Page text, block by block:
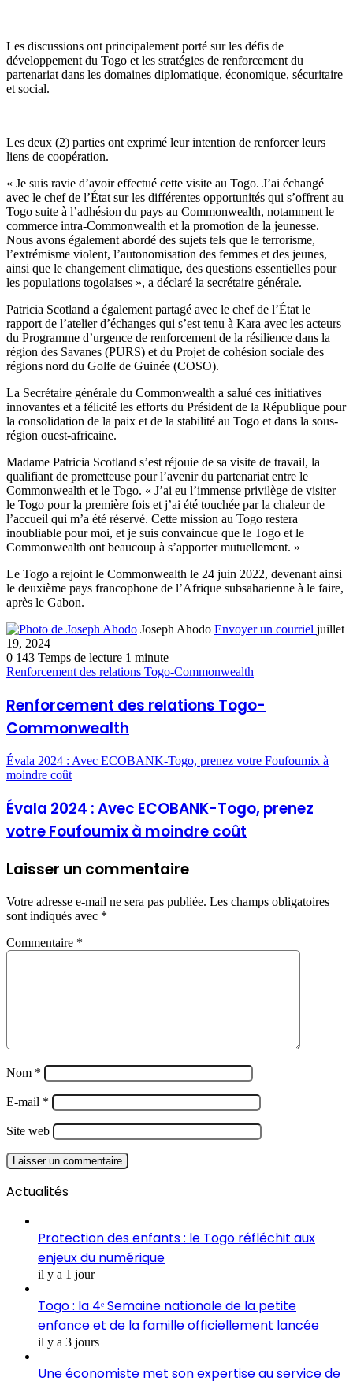
Les discussions ont principalement porté sur les défis de
développement du Togo et les stratégies de renforcement du
partenariat dans les domaines diplomatique, économique, sécuritaire
et social.
Les deux (2) parties ont exprimé leur intention de renforcer leurs
liens de coopération.
« Je suis ravie d’avoir effectué cette visite au Togo. J’ai échangé
avec le chef de l’État sur les différentes opportunités qui s’offrent au
Togo suite à l’adhésion du pays au Commonwealth, notamment le
commerce intra-Commonwealth et la promotion de la jeunesse.
Nous avons également abordé des sujets tels que le terrorisme,
l’extrémisme violent, l’autonomisation des femmes et des jeunes,
ainsi que le changement climatique, des questions essentielles pour
les populations togolaises », a déclaré la secrétaire générale.
Patricia Scotland a également partagé avec le chef de l’État le
rapport de l’atelier d’échanges qui s’est tenu à Kara avec les acteurs
du Programme d’urgence de renforcement de la résilience dans la
région des Savanes (PURS) et du Projet de cohésion sociale des
régions nord du Golfe de Guinée (COSO).
La Secrétaire générale du Commonwealth a salué ces initiatives
innovantes et a félicité les efforts du Président de la République pour
la consolidation de la paix et de la stabilité au Togo et dans la sous-
région ouest-africaine.
Madame Patricia Scotland s’est réjouie de sa visite de travail, la
qualifiant de prometteuse pour l’avenir du partenariat entre le
Commonwealth et le Togo. « J’ai eu l’immense privilège de visiter
le Togo pour la première fois et j’ai été touchée par la chaleur de
l’accueil qui m’a été réservé. Cette mission au Togo restera
inoubliable pour moi, et je suis convaincue que le Togo et le
Commonwealth ont beaucoup à s’apporter mutuellement. »
Le Togo a rejoint le Commonwealth le 24 juin 2022, devenant ainsi
le deuxième pays francophone de l’Afrique subsaharienne à le faire,
après le Gabon.
Joseph Ahodo Envoyer un courriel juillet
19, 2024
0 143 Temps de lecture 1 minute
Renforcement des relations Togo-Commonwealth
Renforcement des relations Togo-
Commonwealth
Évala 2024 : Avec ECOBANK-Togo, prenez votre Foufoumix à
moindre coût
Évala 2024 : Avec ECOBANK-Togo, prenez
votre Foufoumix à moindre coût
Laisser un commentaire
Votre adresse e-mail ne sera pas publiée. Les champs obligatoires
sont indiqués avec *
Commentaire *
Nom *
E-mail *
Site web
Actualités
Protection des enfants : le Togo réfléchit aux
enjeux du numérique
il y a 1 jour
Togo : la 4ᵉ Semaine nationale de la petite
enfance et de la famille officiellement lancée
il y a 3 jours
Une économiste met son expertise au service de